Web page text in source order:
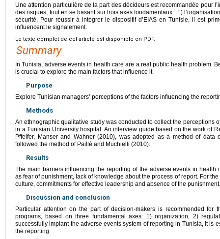
Une attention particulière de la part des décideurs est recommandée pour
des risques, tout en se basant sur trois axes fondamentaux : 1)
sécurité. Pour réussir à intégrer le dispositif d’EIAS en Tunisie, il est
influencent le signalement.
Le texte complet de cet article est disponible en PDF.
Summary
In Tunisia, adverse events in health care are a real public health problem.
is crucial to explore the main factors that influence it.
Purpose
Explore Tunisian managers’ perceptions of the factors influencing the
Methods
An ethnographic qualitative study was conducted to collect the perceptions
in a Tunisian University hospital. An interview guide based on the work of
Pffeifer, Manser and Wahner (2010), was adopted as a method of data
followed the method of Paillé and Muchielli (2010).
Results
The main barriers influencing the reporting of the adverse events in health
as fear of punishment, lack of knowledge about the process of report. For
culture, commitments for effective leadership and absence of the punishment.
Discussion and conclusion
Particular attention on the part of decision-makers is recommended for
programs, based on three fundamental axes: 1) organization, 2)
successfully implant the adverse events system of reporting in Tunisia, it is
the reporting.